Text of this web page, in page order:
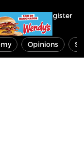
Register
Opinions